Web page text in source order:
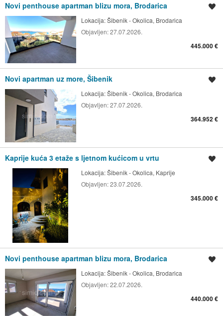
Novi penthouse apartman blizu mora, Brodarica
Lokacija:Šibenik - Okolica, Brodarica
Objavljen:27.07.2026.
445.000 €
Novi apartman uz more, Šibenik
Lokacija:Šibenik - Okolica, Brodarica
Objavljen:27.07.2026.
364.952 €
Kaprije kuća 3 etaže s ljetnom kućicom u vrtu
Lokacija:Šibenik - Okolica, Kaprije
Objavljen:23.07.2026.
345.000 €
Novi penthouse apartman blizu mora, Brodarica
Lokacija:Šibenik - Okolica, Brodarica
Objavljen:22.07.2026.
440.000 €